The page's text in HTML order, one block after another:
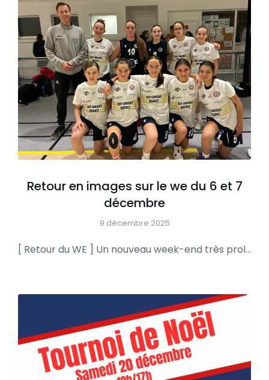
Retour en images sur le we du 6 et 7
décembre
9 décembre 2025
[ Retour du WE ] Un nouveau week-end très prolifique pour nos équipes avec les victoires des NM3, PNF, RM3, SF2, U18MR, U13MR… une dernière journée de championnat avant la trêve pour passer de belles fêtes de Noël